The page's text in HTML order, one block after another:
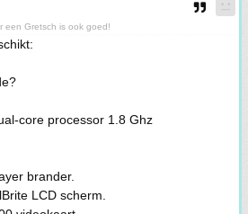
een Gretsch is ook goed!
core processor 1.8 Ghz
brander.
LCD scherm.